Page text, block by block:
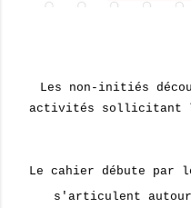
Les non-initiés
activités sollicitant
Le cahier débute par
s'articulent